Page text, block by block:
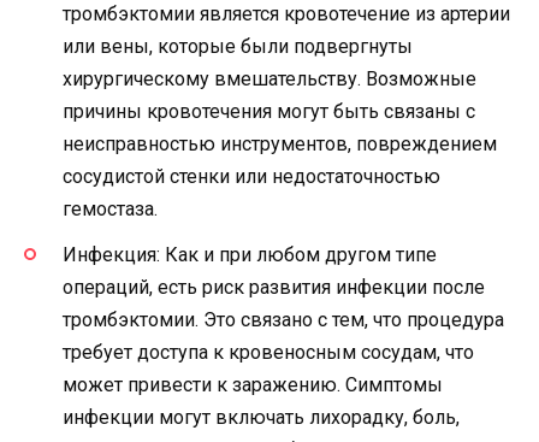
тромбэктомии является кровотечение из артерии
или вены, которые были подвергнуты
хирургическому вмешательству. Возможные
причины кровотечения могут быть связаны с
неисправностью инструментов, повреждением
сосудистой стенки или недостаточностью
гемостаза.
Инфекция: Как и при любом другом типе
операций, есть риск развития инфекции после
тромбэктомии. Это связано с тем, что процедура
требует доступа к кровеносным сосудам, что
может привести к заражению. Симптомы
инфекции могут включать лихорадку, боль,